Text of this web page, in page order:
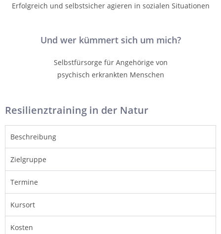
Erfolgreich und selbstsicher agieren in sozialen Situationen
Und wer kümmert sich um mich?
Selbstfürsorge für Angehörige von
psychisch erkrankten Menschen
Resilienztraining in der Natur
Beschreibung
Zielgruppe
Termine
Kursort
Kosten